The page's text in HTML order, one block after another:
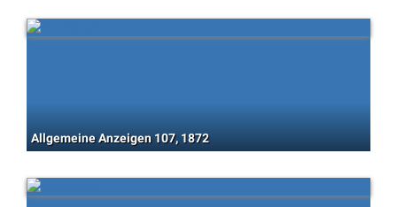
Allgemeine Anzeigen 107, 1872